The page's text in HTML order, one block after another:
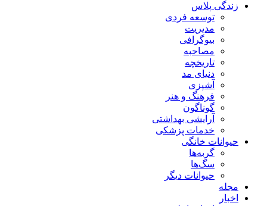
زندگی پلاس
توسعه فردی
مدیریت
بیوگرافی
مصاحبه
تاریخچه
دنیای مد
آشپزی
فرهنگ و هنر
گوناگون
آرایشی بهداشتی
خدمات پزشکی
حیوانات خانگی
گربه‌ها
سگ‌ها
حیوانات دیگر
مجله
اخبار